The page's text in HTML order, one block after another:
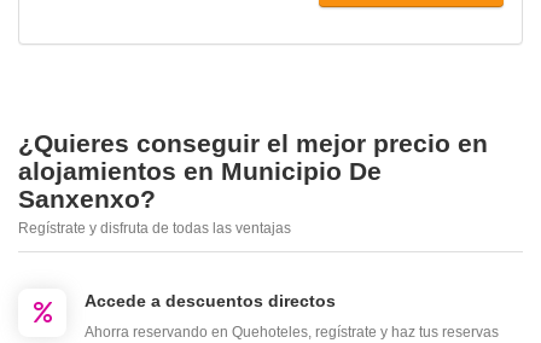
¿Quieres conseguir el mejor precio en
alojamientos en Municipio De
Sanxenxo?
Regístrate y disfruta de todas las ventajas
Accede a descuentos directos
Ahorra reservando en Quehoteles, regístrate y haz tus reservas